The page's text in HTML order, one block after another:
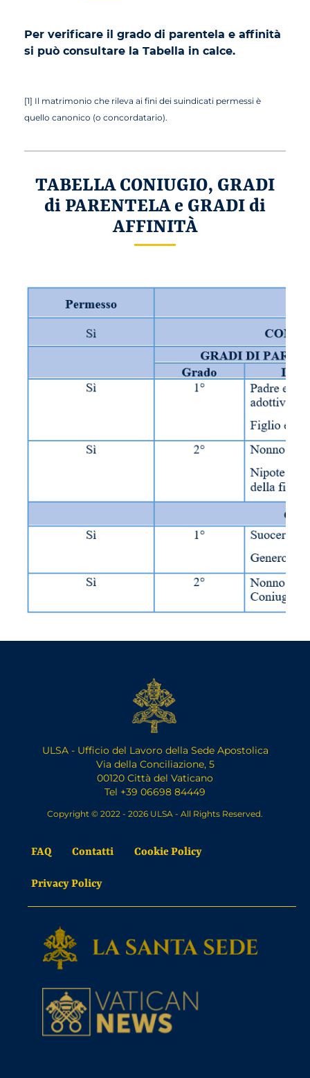
Per verificare il grado di parentela e affinità
si può consultare la Tabella in calce.
[1] Il matrimonio che rileva ai fini dei suindicati permessi è
quello canonico (o concordatario).
TABELLA CONIUGIO, GRADI
di PARENTELA e GRADI di
AFFINITÀ
ULSA - Ufficio del Lavoro della Sede Apostolica
Via della Conciliazione, 5
00120 Città del Vaticano
Tel +39 06698 84449
Copyright © 2022 - 2026 ULSA - All Rights Reserved.
FAQ Contatti Cookie Policy
Privacy Policy